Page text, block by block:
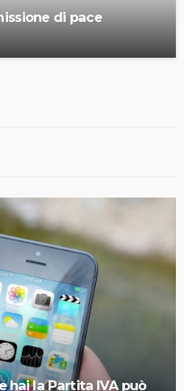
di pace
hai la Partita IVA può